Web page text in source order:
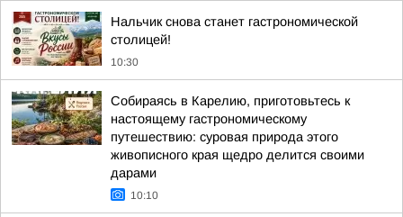
Нальчик снова станет гастрономической
столицей!
10:30
Собираясь в Карелию, приготовьтесь к
настоящему гастрономическому
путешествию: суровая природа этого
живописного края щедро делится своими
дарами
10:10